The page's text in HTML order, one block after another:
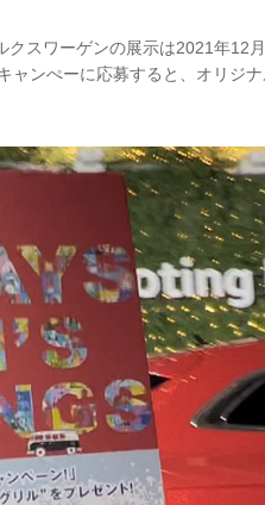
スワーゲンの展示は2021年12
ンぺーに応募すると、オリジ